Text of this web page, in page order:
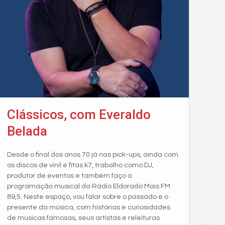
Clássicos, com Everaldo
Belada
Desde o final dos anos 70 já nas pick-ups, ainda com
os discos de vinil e fitas k7, trabalho como DJ,
produtor de eventos e também faço a
programação musical da Rádio Eldorado Mais FM
89,5. Neste espaço, vou falar sobre o passado e o
presente da música, com histórias e curiosidades
de músicas famosas, seus artistas e releituras